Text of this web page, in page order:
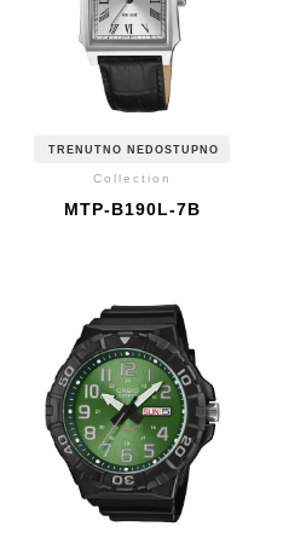
TRENUTNO NEDOSTUPNO
Collection
MTP-B190L-7B